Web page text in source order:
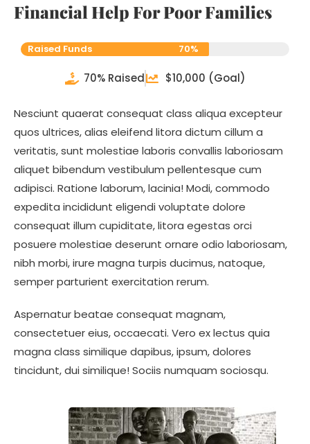
Financial Help For Poor Families
Raised Funds 70%
70% Raised $10,000 (goal)
Nesciunt quaerat consequat class aliqua excepteur
quos ultrices, alias eleifend litora dictum cillum a
veritatis, sunt molestiae laboris convallis laboriosam
aliquet bibendum vestibulum pellentesque cum
adipisci. Ratione laborum, lacinia! Modi, commodo
expedita incididunt eligendi voluptate dolore
consequat illum cupiditate, litora egestas orci
posuere molestiae deserunt ornare odio laboriosam,
nibh morbi, irure magna turpis ducimus, natoque,
semper parturient exercitation rerum.
Aspernatur beatae consequat magnam,
consectetuer eius, occaecati. Vero ex lectus quia
magna class similique dapibus, ipsum, dolores
tincidunt, dui similique! Sociis numquam sociosqu.